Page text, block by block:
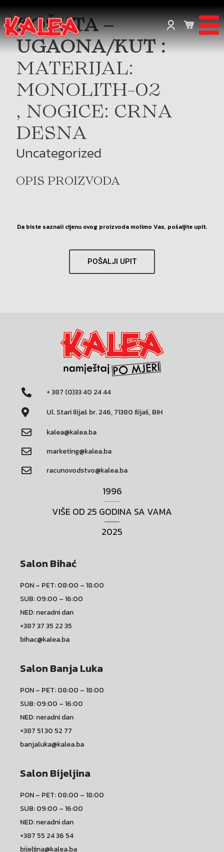
KOŠUTA –
UGAONA/KUT :
MATERIJAL:
MONOLITH-02
, NOGICE: CRNA
DESNA
Uncategorized
OPIS PROIZVODA
Da biste saznali cijenu ovog proizvoda molimo Vas, pošaljite upit.
POŠALJI UPIT
+ 387 (0)33 40 24 44
Ul. Stari Ilijaš br. 246, 71380 Ilijaš, BIH
kalea@kalea.ba
marketing@kalea.ba
racunovodstvo@kalea.ba
1996
VIŠE OD 25 GODINA SA VAMA
2025
Salon Bihać
PON – PET: 08:00 – 18:00
SUB: 09:00 – 16:00
NED: neradni dan
+387 37 35 22 35
bihac@kalea.ba
Salon Banja Luka
PON – PET: 08:00 – 18:00
SUB: 09:00 – 16:00
NED: neradni dan
+387 51 30 52 77
banjaluka@kalea.ba
Salon Bijeljina
PON – PET: 08:00 – 18:00
SUB: 09:00 – 16:00
NED: neradni dan
+387 55 24 36 54
bijeljina@kalea.ba